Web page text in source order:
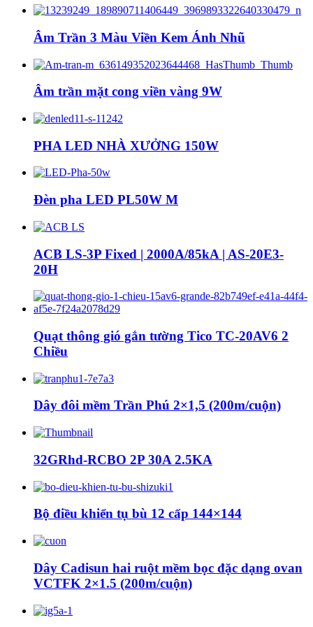
Âm Trần 3 Màu Viền Kem Ánh Nhũ
Âm trần mặt cong viền vàng 9W
PHA LED NHÀ XƯỞNG 150W
Đèn pha LED PL50W M
ACB LS-3P Fixed | 2000A/85kA | AS-20E3-
20H
Quạt thông gió gắn tường Tico TC-20AV6 2
Chiều
Dây đôi mềm Trần Phú 2×1,5 (200m/cuộn)
32GRhd-RCBO 2P 30A 2.5KA
Bộ điều khiển tụ bù 12 cấp 144×144
Dây Cadisun hai ruột mềm bọc đặc dạng ovan
VCTFK 2×1.5 (200m/cuộn)